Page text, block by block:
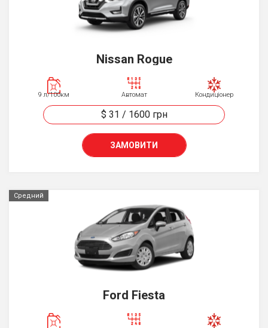
Nissan Rogue
9 л/100км Автомат Кондиціонер
$ 31 / 1600 грн
ЗАМОВИТИ
Средний
Ford Fiesta